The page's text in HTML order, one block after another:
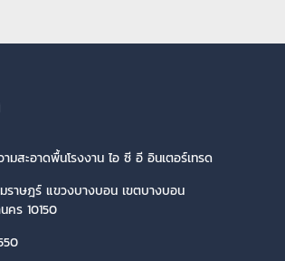
ามสะอาดพื้นโรงงาน ไอ ซี อี อินเตอร์เทรด
ราษฎร์ แขวงบางบอน เขตบางบอน
คร 10150